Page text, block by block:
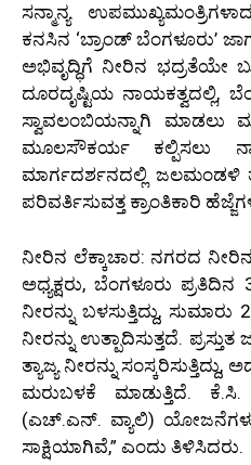
ಸನ್ಮಾನ್ಯ
ಕನಸಿನ ‘ಬ್ರಾಂಡ್ ಬೆಂಗಳೂರು’
ಅಭಿವೃದ್ಧಿಗೆ ನೀರಿನ
ದೂರದೃಷ್ಟಿಯ ನಾಯಕತ್ವದಲ್ಲಿ,
ಸ್ವಾವಲಂಬಿಯನ್ನಾಗಿ ಮಾಡಲು
ಮೂಲಸೌಕರ್ಯ ಕಲ್ಪಿಸಲು
ಮಾರ್ಗದರ್ಶನದಲ್ಲಿ ಜಲಮಂಡಳಿ
ಪರಿವರ್ತಿಸುವತ್ತ ಕ್ರಾಂತಿಕಾರಿ
ನೀರಿನ ಲೆಕ್ಕಾಚಾರ: ನಗರದ
ಅಧ್ಯಕ್ಷರು, ಬೆಂಗಳೂರು ಪ್ರತಿದಿನ
ನೀರನ್ನು ಬಳಸುತ್ತಿದ್ದು,
ನೀರನ್ನು ಉತ್ಪಾದಿಸುತ್ತದೆ.
ತ್ಯಾಜ್ಯ ನೀರನ್ನು
ಮರುಬಳಕೆ ಮಾಡುತ್ತಿದೆ. ಕೆ.ಸಿ.
(ಎಚ್.ಎನ್. ವ್ಯಾಲಿ)
ಸಾಕ್ಷಿಯಾಗಿವೆ,” ಎಂದು ತಿಳಿಸಿದರು.